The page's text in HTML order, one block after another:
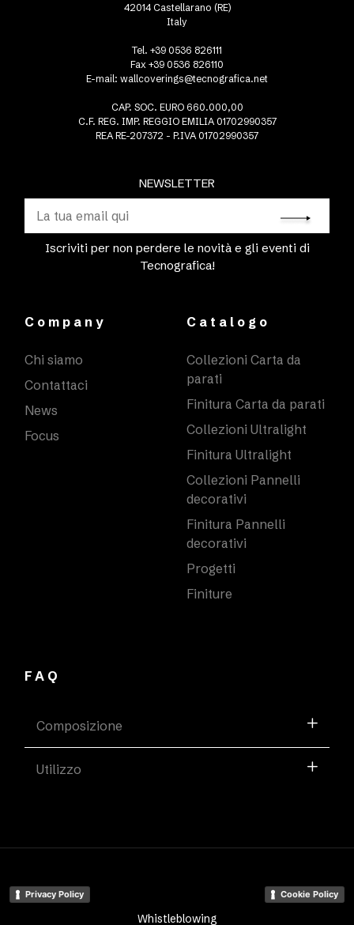
NEWSLETTER
Iscriviti per non perdere le novità e gli eventi di
Tecnografica!
42014 Castellarano (RE)
Italy
Tel. +39 0536 826111
Fax +39 0536 826110
E-mail: wallcoverings@tecnografica.net
CAP. SOC. EURO 660.000,00
C.F. REG. IMP. REGGIO EMILIA 01702990357
REA RE-207372 - P.IVA 01702990357
Company
Chi siamo
Contattaci
News
Focus
Catalogo
Collezioni Carta da
parati
Finitura Carta da parati
Collezioni Ultralight
Finitura Ultralight
Collezioni Pannelli
decorativi
Finitura Pannelli
decorativi
Progetti
Finiture
FAQ
Composizione
Utilizzo
Privacy Policy Cookie Policy
Whistleblowing